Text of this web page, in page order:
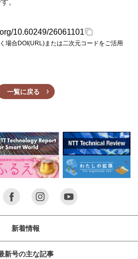
10.60249/26061101
場合DOI(URL)または二次元コードをご活用
一覧に戻る
新着情報
新号の主な記事